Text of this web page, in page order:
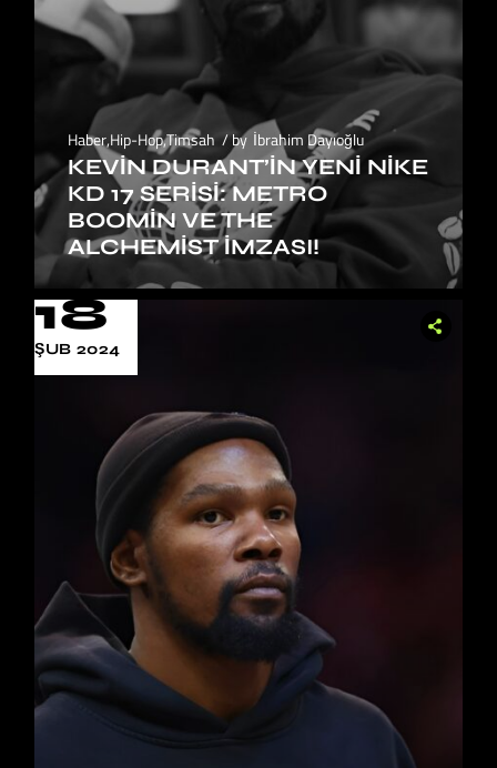
Haber,Hip-Hop,Timsah by İbrahim Dayıoğlu
KEVIN DURANT’IN YENI NIKE
KD 17 SERISI: METRO
BOOMIN VE THE
ALCHEMIST İMZASI!
18
ŞUB 2024